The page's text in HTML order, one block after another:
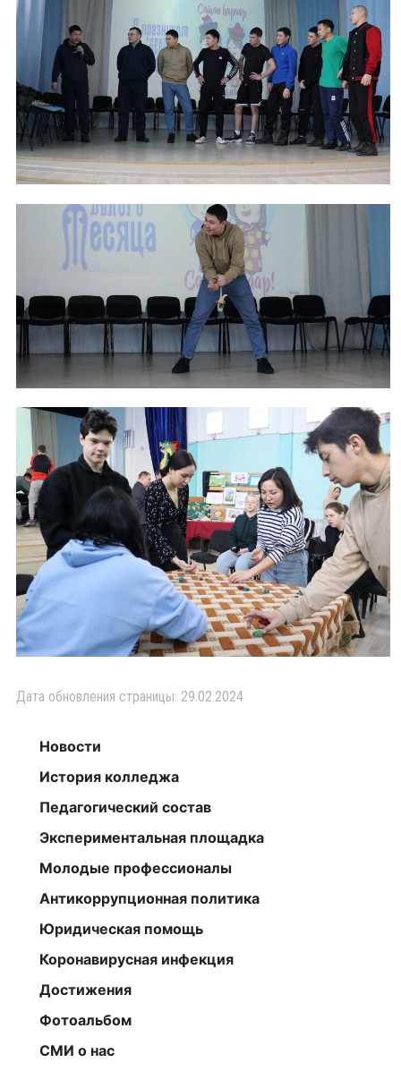
Дата обновления страницы: 29.02.2024
Новости
История колледжа
Педагогический состав
Экспериментальная площадка
Молодые профессионалы
Антикоррупционная политика
Юридическая помощь
Коронавирусная инфекция
Достижения
Фотоальбом
СМИ о нас